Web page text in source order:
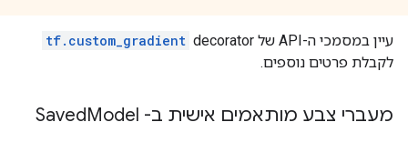
עיין במסמכי ה-API של tf.custom_gradient decorator
לקבלת פרטים נוספים.
מעברי צבע מותאמים אישית ב- Saved Model